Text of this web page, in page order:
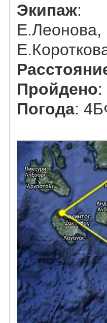
Экипаж:
Пройдено
Погода: